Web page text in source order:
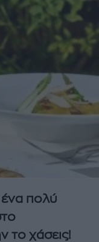
ένα πολύ
το χάσεις!